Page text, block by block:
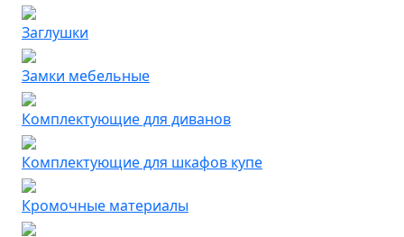
Заглушки
Замки мебельные
Комплектующие для диванов
Комплектующие для шкафов купе
Кромочные материалы